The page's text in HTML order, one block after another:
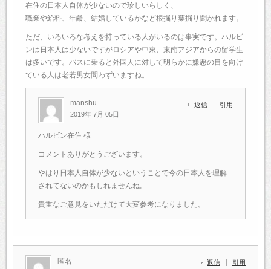
在住の日本人自体が少ないので珍しいらしく、
職業や給料、年齢、結婚しているかなど根掘り葉掘り聞かれます。
ただ、いろいろな考えを持っている人がいるのは事実です。ハルビ
ンは日本人は少ないですがロシアや中東、東南アジアからの留学生
は多いです。バスに乗ると外国人に対して明らかに嫌悪の目を向け
ている人は老若男女問わずいますね。
manshu
2019年 7月 05日
返信 引用
ハルビン在住 様
コメントありがとうございます。
やはり日本人自体が少ないということで今の日本人を理解
されてないのかもしれませんね。
貴重なご意見をいただけて大変参考になりました。
匿名 返信 引用